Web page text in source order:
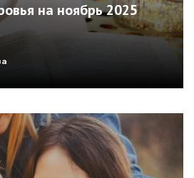
на ноябрь 2025